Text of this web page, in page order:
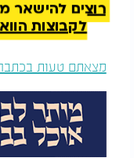
ליטא, ובמסירות
הבינו את השפה.
מהדמויות המרכזיות
שנים רבות.
לצד פעילותו
העולים החדשים
ישראל.
רוצים להישאר
לקבוצות
מצאתם טעות